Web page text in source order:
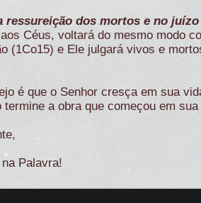
ressureição dos mortos e no
Céus, voltará do mesmo modo
(1Co15) e Ele julgará vivos e
é que o Senhor cresça em sua
termine a obra que começou em sua
Palavra!